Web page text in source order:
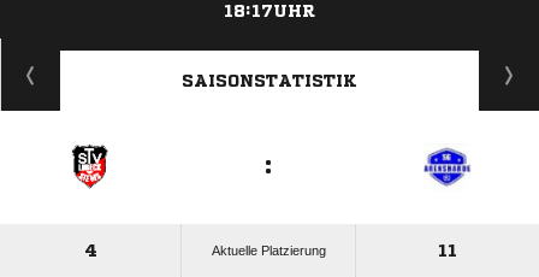
18:17UHR
ANZEIGE
SAISONSTATISTIK
:
4 Aktuelle Platzierung 11